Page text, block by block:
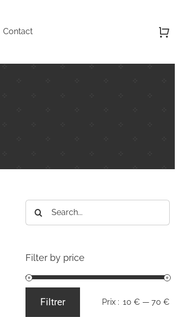
Contact
Filter by price
Filtrer Prix : 10 € —70 €